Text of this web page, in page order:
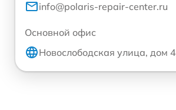
info@polaris-repair-center.ru
Основной офис
Новослободская улица, дом 4